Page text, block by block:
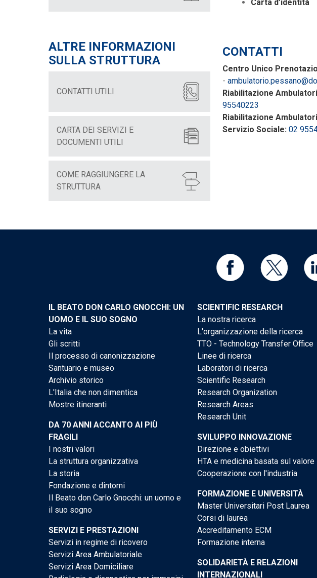
ALTRE INFORMAZIONI
SULLA STRUTTURA
CONTATTI UTILI
CARTA DEI SERVIZI E
DOCUMENTI UTILI
COME RAGGIUNGERE LA
STRUTTURA
Carta d’identità
CONTATTI
Centro Unico
-
Riabilitazione
95540223
Riabilitazione
Servizio Sociale: 02
IL BEATO DON CARLO GNOCCHI: UN
UOMO E IL SUO SOGNO
La vita
Gli scritti
Il processo di canonizzazione
Santuario e museo
Archivio storico
L'Italia che non dimentica
Mostre itineranti
DA 70 ANNI ACCANTO AI PIÙ
FRAGILI
I nostri valori
La struttura organizzativa
La storia
Fondazione e dintorni
Il Beato don Carlo Gnocchi: un uomo e
il suo sogno
SERVIZI E PRESTAZIONI
Servizi in regime di ricovero
Servizi Area Ambulatoriale
Servizi Area Domiciliare
SCIENTIFIC RESEARCH
La nostra ricerca
L'organizzazione della ricerca
TTO - Technology Transfer Office
Linee di ricerca
Laboratori di ricerca
Scientific Research
Research Organization
Research Areas
Research Unit
SVILUPPO INNOVAZIONE
Direzione e obiettivi
HTA e medicina basata sul valore
Cooperazione con l'industria
FORMAZIONE E UNIVERSITÀ
Master Universitari Post Laurea
Corsi di laurea
Accreditamento ECM
Formazione interna
SOLIDARIETÀ E RELAZIONI
INTERNAZIONALI